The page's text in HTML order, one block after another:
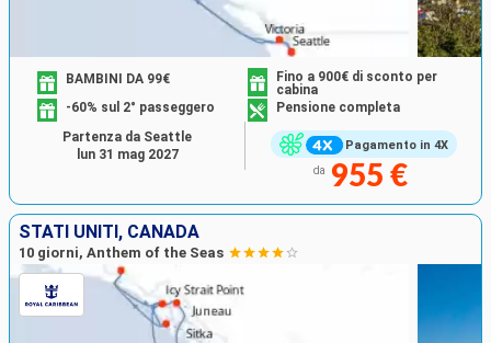
Pagamento in 4X
BAMBINI DA 99€
Fino a 900€ di sconto per
cabina
-60% sul 2° passeggero
Pensione completa
da 955 €
Partenza da Seattle
lun 31 mag 2027
STATI UNITI, CANADA
10 giorni, Anthem of the Seas